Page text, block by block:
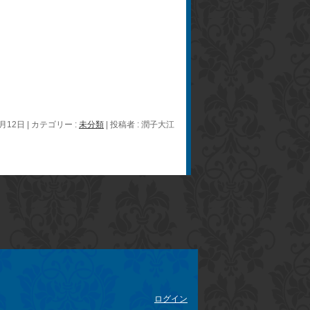
12日 カテゴリー : 未分類 投稿者 : 潤子大江
ログイン